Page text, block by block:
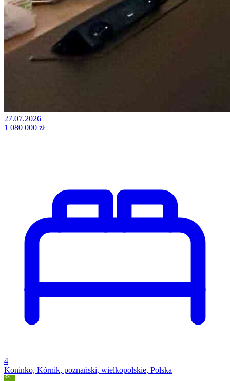
27.07.2026
1 080 000 zł
4
Koninko, Kórnik, poznański, wielkopolskie, Polska
RS